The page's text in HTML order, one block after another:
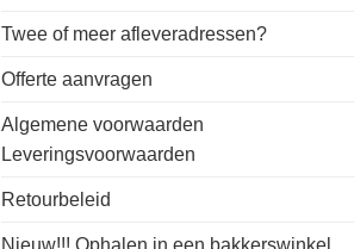
Twee of meer afleveradressen?
Offerte aanvragen
Algemene voorwaarden
Leveringsvoorwaarden
Retourbeleid
Nieuw!!! Ophalen in een bakkerswinkel